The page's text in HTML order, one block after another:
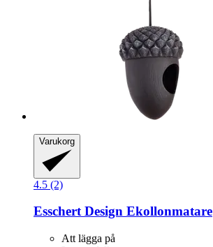
Varukorg
4.5 (2)
Esschert Design Ekollonmatare
Att lägga på